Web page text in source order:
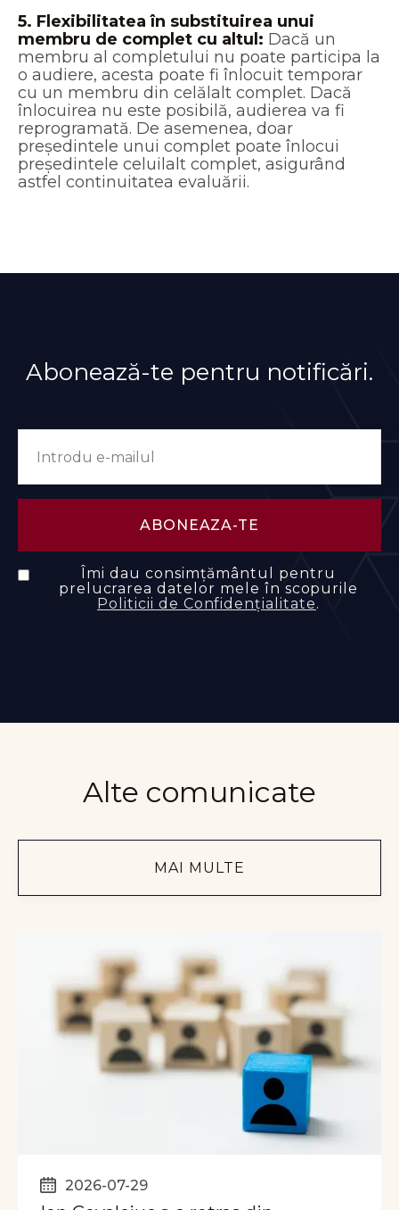
5. Flexibilitatea în substituirea unui
membru de complet cu altul: Dacă un
membru al completului nu poate participa la
o audiere, acesta poate fi înlocuit temporar
cu un membru din celălalt complet. Dacă
înlocuirea nu este posibilă, audierea va fi
reprogramată. De asemenea, doar
președintele unui complet poate înlocui
președintele celuilalt complet, asigurând
astfel continuitatea evaluării.
Abonează-te pentru notificări.
Îmi dau consimțământul pentru
prelucrarea datelor mele în scopurile
Politicii de Confidențialitate.
Alte comunicate
MAI MULTE
2026-07-29